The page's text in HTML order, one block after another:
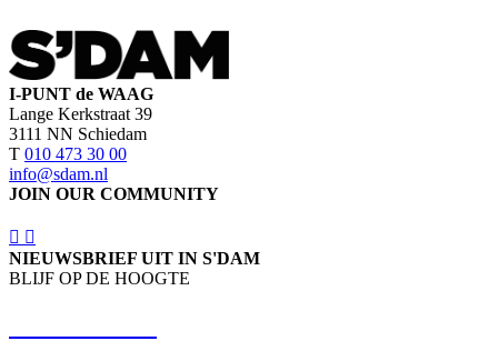
I-PUNT de WAAG
Lange Kerkstraat 39
3111 NN Schiedam
T 010 473 30 00
info@sdam.nl
JOIN OUR COMMUNITY
NIEUWSBRIEF UIT IN S'DAM
BLIJF OP DE HOOGTE